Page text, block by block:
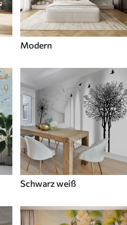
Modern
Schwarz weiß